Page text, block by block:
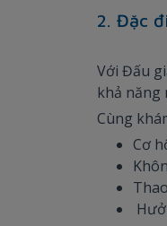
2. Đặc
Với Đấu
khả năng
Cùng
Cơ